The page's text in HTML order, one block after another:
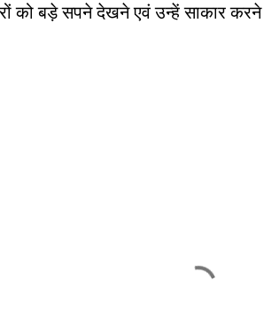
को बड़े सपने देखने एवं उन्हें साकार